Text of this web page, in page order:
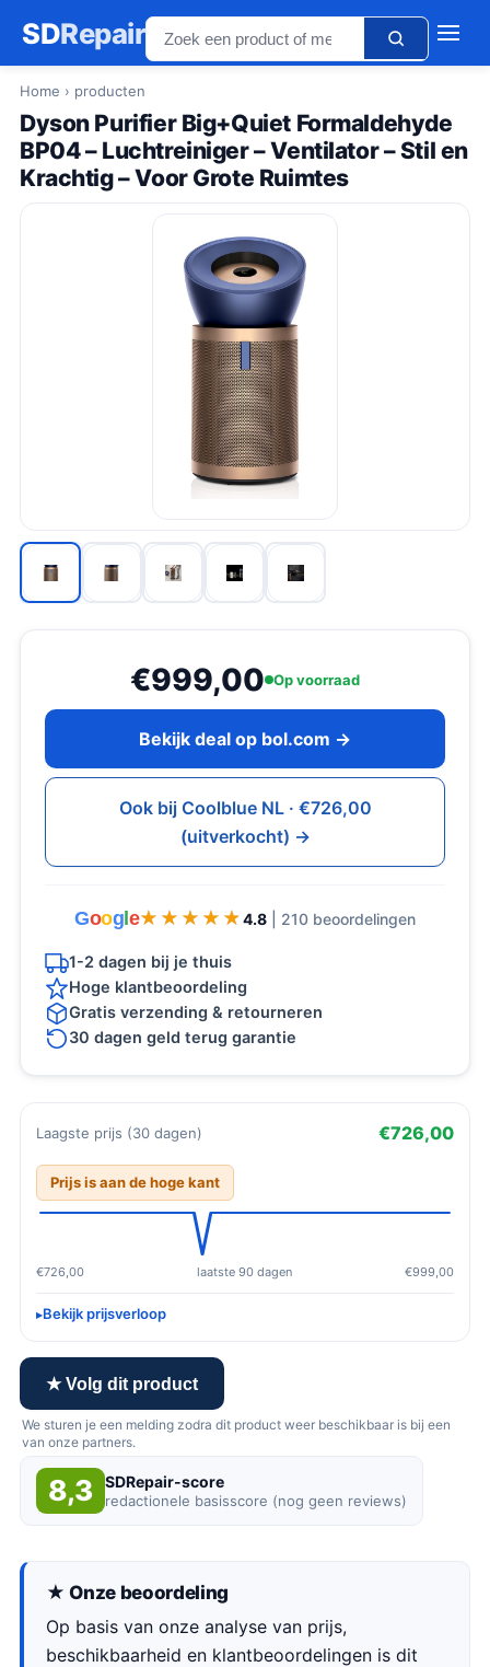
SDRepair
Home › producten
Dyson Purifier Big+Quiet Formaldehyde
BP04 – Luchtreiniger – Ventilator – Stil en
Krachtig – Voor Grote Ruimtes
€999,00 Op voorraad
Bekijk deal op bol.com →
Ook bij Coolblue NL · €726,00
(uitverkocht) →
Goog e★★★★★
★★★★★ 4.8 | 210 beoordelingen
1-2 dagen bij je thuis
Hoge klantbeoordeling
Gratis verzending & retourneren
30 dagen geld terug garantie
Laagste prijs (30 dagen) €726,00
Prijs is aan de hoge kant
€726,00 laatste 90 dagen €999,00
Bekijk prijsverloop
★ Volg dit product
We sturen je een melding zodra dit product weer beschikbaar is bij een
van onze partners.
8,3 SDRepair-score
redactionele basisscore (nog geen reviews)
★ Onze beoordeling
Op basis van onze analyse van prijs,
beschikbaarheid en klantbeoordelingen is dit